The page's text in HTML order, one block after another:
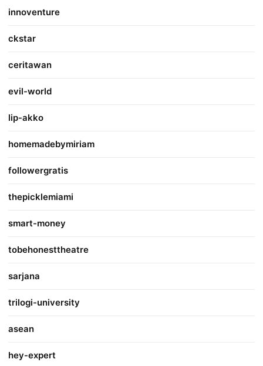
innoventure
ckstar
ceritawan
evil-world
lip-akko
homemadebymiriam
followergratis
thepicklemiami
smart-money
tobehonesttheatre
sarjana
trilogi-university
asean
hey-expert